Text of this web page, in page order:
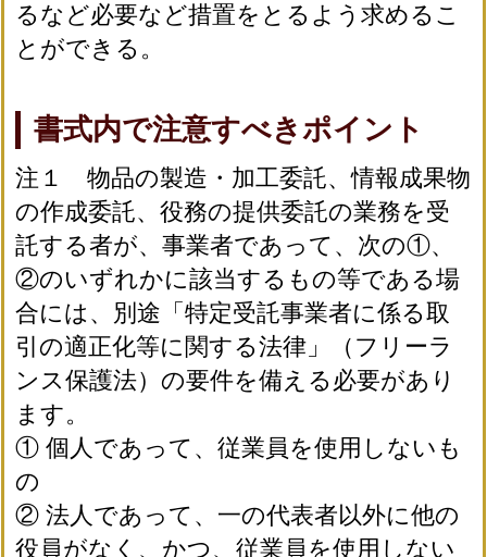
るなど必要など措置をとるよう求めるこ
とができる。
書式内で注意すべきポイント
注１ 物品の製造・加工委託、情報成果物
の作成委託、役務の提供委託の業務を受
託する者が、事業者であって、次の①、
②のいずれかに該当するもの等である場
合には、別途「特定受託事業者に係る取
引の適正化等に関する法律」（フリーラ
ンス保護法）の要件を備える必要があり
ます。
① 個人であって、従業員を使用しないも
の
② 法人であって、一の代表者以外に他の
役員がなく、かつ、従業員を使用しない